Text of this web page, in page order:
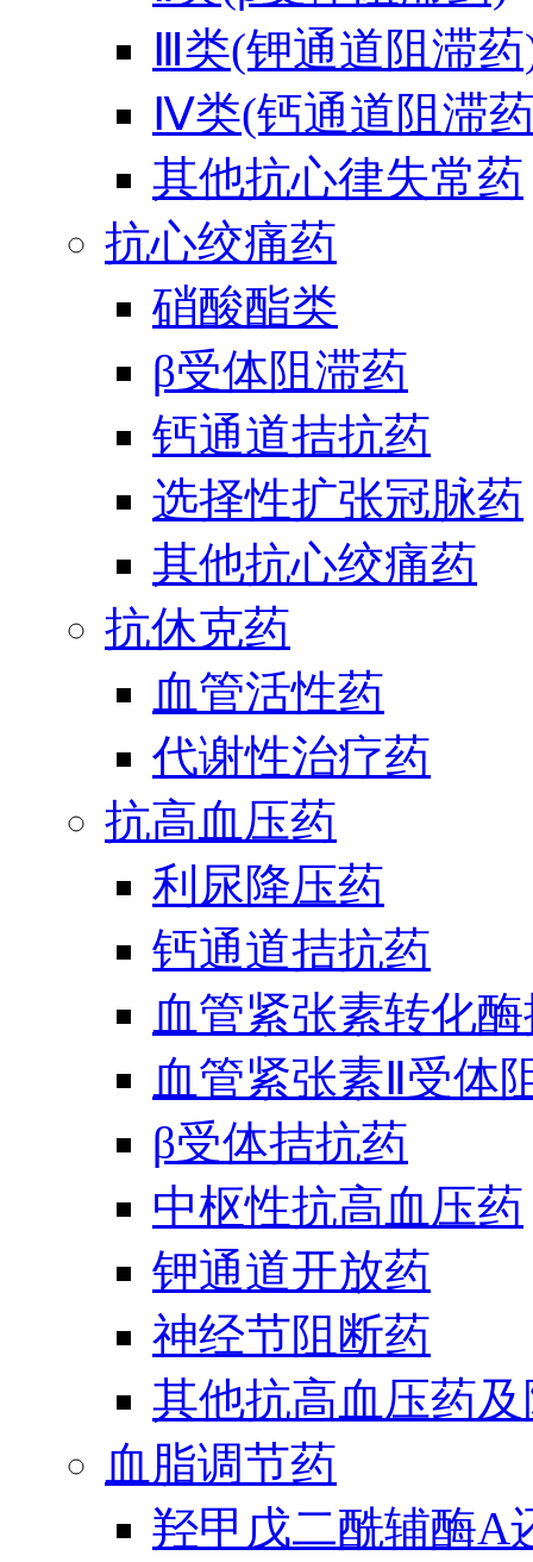
Ⅲ类(钾通道阻滞
Ⅳ类(钙通道阻滞
其他抗心律失常药
抗心绞痛药
硝酸酯类
β受体阻滞药
钙通道拮抗药
选择性扩张冠脉药
其他抗心绞痛药
抗休克药
血管活性药
代谢性治疗药
抗高血压药
利尿降压药
钙通道拮抗药
血管紧张素转化
血管紧张素Ⅱ受体
β受体拮抗药
中枢性抗高血压药
钾通道开放药
神经节阻断药
其他抗高血压药
血脂调节药
羟甲戊二酰辅酶A